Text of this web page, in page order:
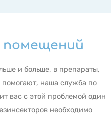
помещений
и больше, в препараты,
помогают, наша служба по
вас с этой проблемой один
необходимо